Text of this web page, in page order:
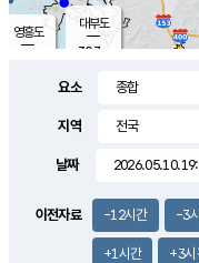
영흥도
대부도
30.7
요소
지역
날짜
이전자료 -12시간 -3
+1시간 +3시